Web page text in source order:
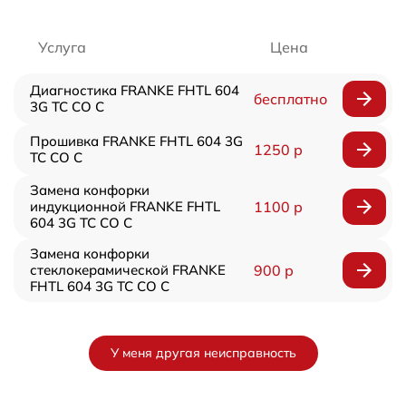
Услуга Цена
Диагностика FRANKE FHTL 604
3G TC CO C
бесплатно
Прошивка FRANKE FHTL 604 3G
TC CO C
1250 р
Замена конфорки
индукционной FRANKE FHTL
604 3G TC CO C
1100 р
Замена конфорки
стеклокерамической FRANKE
FHTL 604 3G TC CO C
900 р
У меня другая неисправность